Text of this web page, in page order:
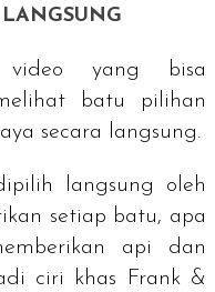
yang bisa
batu pilihan
secara langsung.
langsung oleh
setiap batu, apa
api dan
ciri khas Frank &